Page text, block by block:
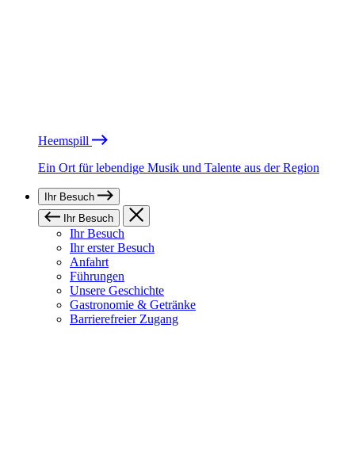
Heemspill
Ein Ort für lebendige Musik und Talente aus der Region
Ihr Besuch
Ihr Besuch
Ihr Besuch
Ihr erster Besuch
Anfahrt
Führungen
Unsere Geschichte
Gastronomie & Getränke
Barrierefreier Zugang